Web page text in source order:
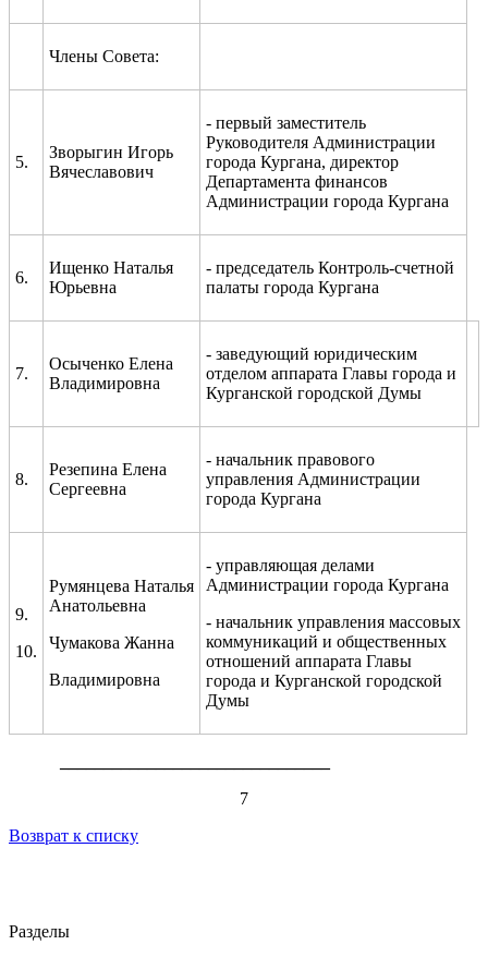
Члены Совета:
5.
Зворыгин Игорь
Вячеславович
- первый заместитель
Руководителя Администрации
города Кургана, директор
Департамента финансов
Администрации города Кургана
6.
Ищенко Наталья
Юрьевна
- председатель Контроль-счетной
палаты города Кургана
7.
Осыченко Елена
Владимировна
- заведующий юридическим
отделом аппарата Главы города и
Курганской городской Думы
8.
Резепина Елена
Сергеевна
- начальник правового
управления Администрации
города Кургана
9.
10.
Румянцева Наталья
Анатольевна
Чумакова Жанна
Владимировна
- управляющая делами
Администрации города Кургана
- начальник управления массовых
коммуникаций и общественных
отношений аппарата Главы
города и Курганской городской
Думы
7
Возврат к списку
Разделы